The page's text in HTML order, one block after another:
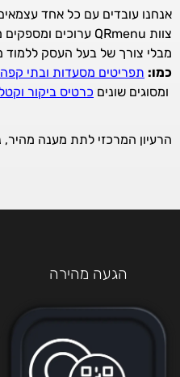
אנחנו עובדים עם כל אחד
צוות QRmenu ערוכים ומספקים מגוון שירותים לתמיכה רחבה ונוחה למיתוג וקידום העסק,
מבלי צורך של בעל העסק ללמוד
כמו: תפריטים מסעדות ובתי קפה
ומסוגים שונים כרטיס ביקור
הרעיון המרכזי לתת מענה מהיר,
הגעה מהירה